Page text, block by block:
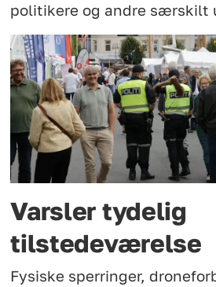
politikere og andre særskilt
Varsler tydelig
tilstedeværelse
Fysiske sperringer,